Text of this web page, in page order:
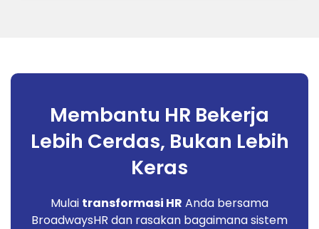
Membantu HR Bekerja
Lebih Cerdas, Bukan Lebih
Keras
Mulai transformasi HR Anda bersama
BroadwaysHR dan rasakan bagaimana sistem